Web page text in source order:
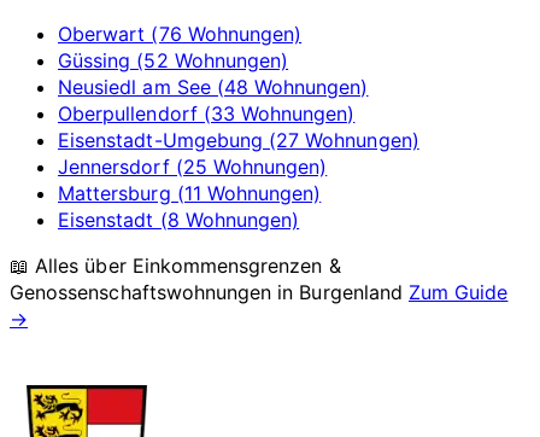
Oberwart (76 Wohnungen)
Güssing (52 Wohnungen)
Neusiedl am See (48 Wohnungen)
Oberpullendorf (33 Wohnungen)
Eisenstadt-Umgebung (27 Wohnungen)
Jennersdorf (25 Wohnungen)
Mattersburg (11 Wohnungen)
Eisenstadt (8 Wohnungen)
📖 Alles über Einkommensgrenzen &
Genossenschaftswohnungen in Burgenland Zum Guide
→